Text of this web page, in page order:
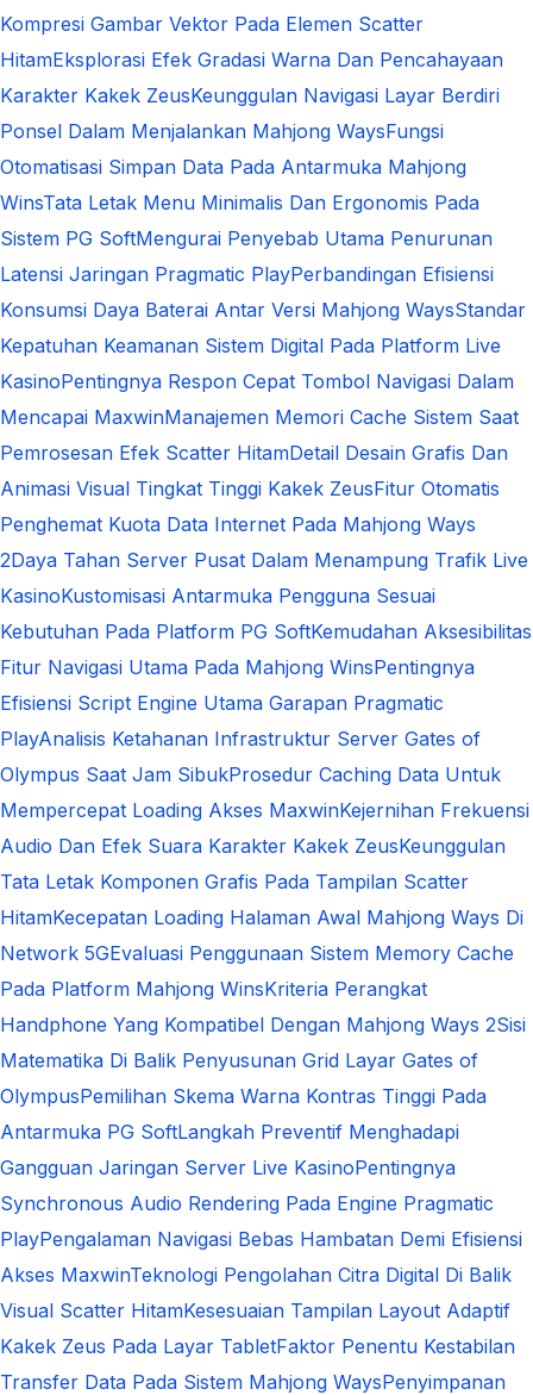
Kompresi Gambar Vektor Pada Elemen Scatter
HitamEksplorasi Efek Gradasi Warna Dan Pencahayaan
Karakter Kakek ZeusKeunggulan Navigasi Layar Berdiri
Ponsel Dalam Menjalankan Mahjong WaysFungsi
Otomatisasi Simpan Data Pada Antarmuka Mahjong
WinsTata Letak Menu Minimalis Dan Ergonomis Pada
Sistem PG SoftMengurai Penyebab Utama Penurunan
Latensi Jaringan Pragmatic PlayPerbandingan Efisiensi
Konsumsi Daya Baterai Antar Versi Mahjong WaysStandar
Kepatuhan Keamanan Sistem Digital Pada Platform Live
KasinoPentingnya Respon Cepat Tombol Navigasi Dalam
Mencapai MaxwinManajemen Memori Cache Sistem Saat
Pemrosesan Efek Scatter HitamDetail Desain Grafis Dan
Animasi Visual Tingkat Tinggi Kakek ZeusFitur Otomatis
Penghemat Kuota Data Internet Pada Mahjong Ways
2Daya Tahan Server Pusat Dalam Menampung Trafik Live
KasinoKustomisasi Antarmuka Pengguna Sesuai
Kebutuhan Pada Platform PG SoftKemudahan Aksesibilitas
Fitur Navigasi Utama Pada Mahjong WinsPentingnya
Efisiensi Script Engine Utama Garapan Pragmatic
PlayAnalisis Ketahanan Infrastruktur Server Gates of
Olympus Saat Jam SibukProsedur Caching Data Untuk
Mempercepat Loading Akses MaxwinKejernihan Frekuensi
Audio Dan Efek Suara Karakter Kakek ZeusKeunggulan
Tata Letak Komponen Grafis Pada Tampilan Scatter
HitamKecepatan Loading Halaman Awal Mahjong Ways Di
Network 5GEvaluasi Penggunaan Sistem Memory Cache
Pada Platform Mahjong WinsKriteria Perangkat
Handphone Yang Kompatibel Dengan Mahjong Ways 2Sisi
Matematika Di Balik Penyusunan Grid Layar Gates of
OlympusPemilihan Skema Warna Kontras Tinggi Pada
Antarmuka PG SoftLangkah Preventif Menghadapi
Gangguan Jaringan Server Live KasinoPentingnya
Synchronous Audio Rendering Pada Engine Pragmatic
PlayPengalaman Navigasi Bebas Hambatan Demi Efisiensi
Akses MaxwinTeknologi Pengolahan Citra Digital Di Balik
Visual Scatter HitamKesesuaian Tampilan Layout Adaptif
Kakek Zeus Pada Layar TabletFaktor Penentu Kestabilan
Transfer Data Pada Sistem Mahjong WaysPenyimpanan